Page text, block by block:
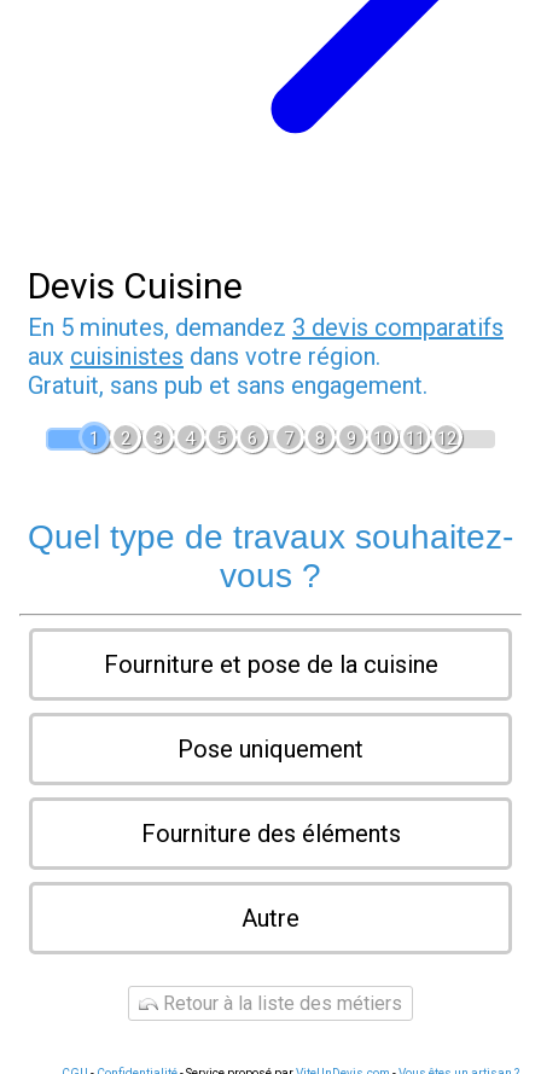
Devis Cuisine
En 5 minutes, demandez 3 devis comparatifs
aux cuisinistes dans votre région.
Gratuit, sans pub et sans engagement.
1 2 3 4 5 6 7 8 9 10 11 12
Quel type de travaux souhaitez-
vous ?
Fourniture et pose de la cuisine
Pose uniquement
Fourniture des éléments
Autre
Retour à la liste des métiers